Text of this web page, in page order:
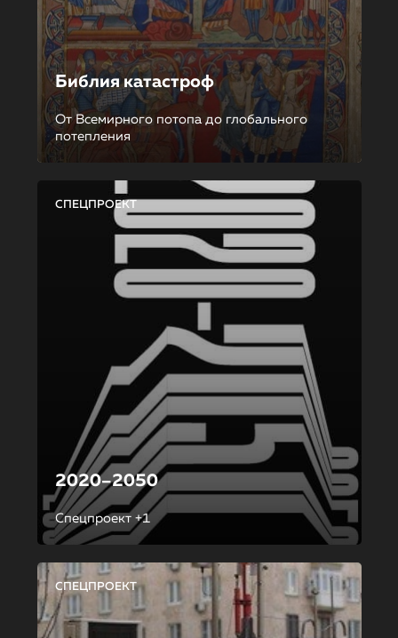
Библия катастроф
От Всемирного потопа до глобального
потепления
СПЕЦПРОЕКТ
2020–2050
Спецпроект +1
СПЕЦПРОЕКТ